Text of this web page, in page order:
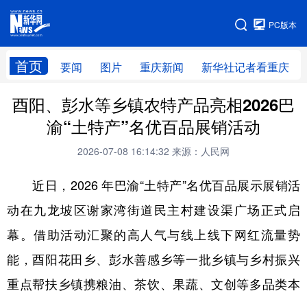
PC版本
首页 要闻 图片 重庆新闻 新华社记者看重庆
网站地图
酉阳、彭水等乡镇农特产品亮相2026巴
渝“土特产”名优百品展销活动
2026-07-08 16:14:32 来源：人民网
近日，2026 年巴渝“土特产”名优百品展示展销活
动在九龙坡区谢家湾街道民主村建设渠广场正式启
幕。借助活动汇聚的高人气与线上线下网红流量势
能，酉阳花田乡、彭水善感乡等一批乡镇与乡村振兴
重点帮扶乡镇携粮油、茶饮、果蔬、文创等多品类本